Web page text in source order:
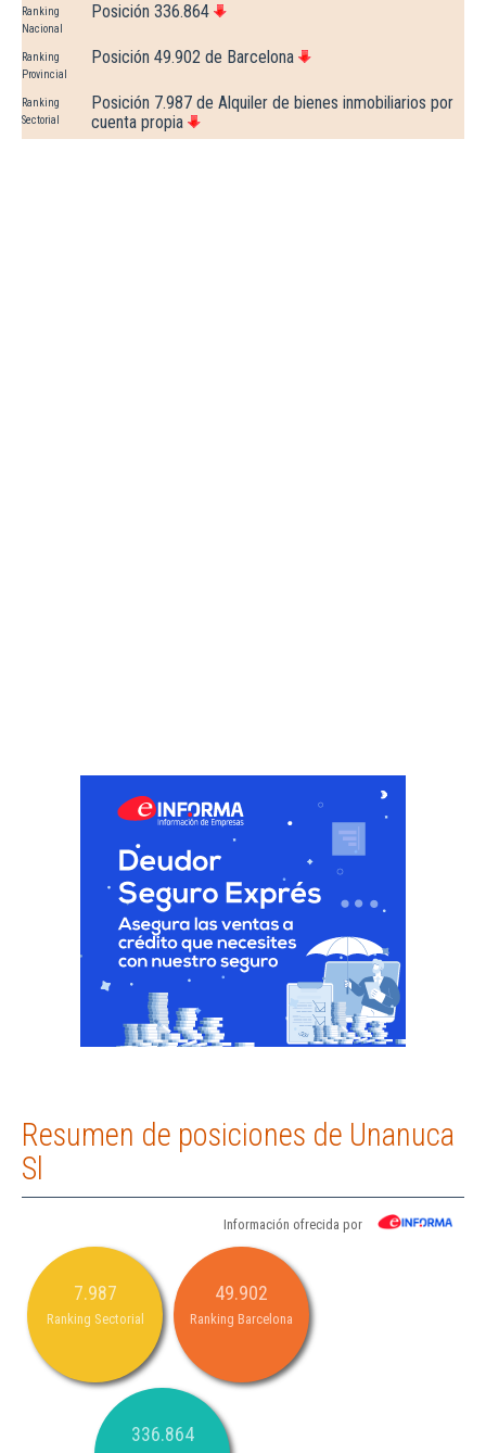
Ranking
Nacional
Posición 336.864
Ranking
Provincial
Posición 49.902 de Barcelona
Ranking
Sectorial
Posición 7.987 de Alquiler de bienes inmobiliarios por
cuenta propia
Resumen de posiciones de Unanuca
Sl
Información ofrecida por
7.987
Ranking Sectorial
49.902
Ranking Barcelona
336.864